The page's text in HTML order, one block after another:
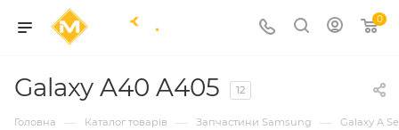
0
Galaxy A40 A405 12
Головна — Каталог товарів — Запчастини Samsung — Galaxy A